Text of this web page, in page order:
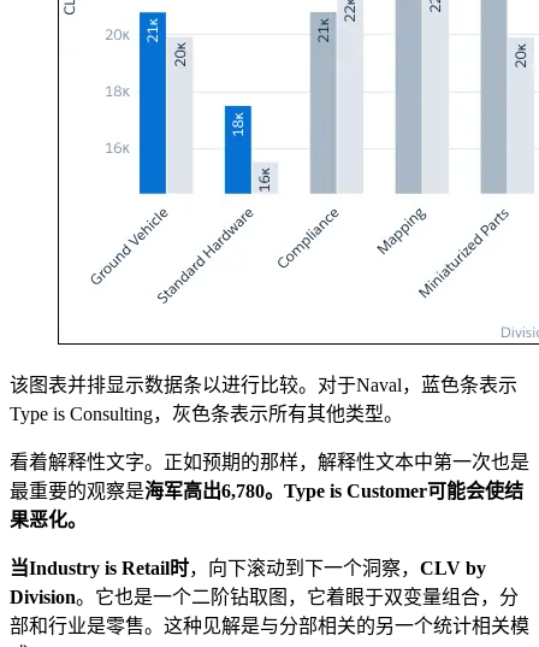
该图表并排显示数据条以进行比较。对于Naval，蓝色条表示
Type is Consulting，灰色条表示所有其他类型。
看着解释性文字。正如预期的那样，解释性文本中第一次也是
最重要的观察是海军高出6,780。Type is Customer可能会使结
果恶化。
当Industry is Retail时，向下滚动到下一个洞察， CLV by
Division。它也是一个二阶钻取图，它着眼于双变量组合，分
部和行业是零售。这种见解是与分部相关的另一个统计相关模